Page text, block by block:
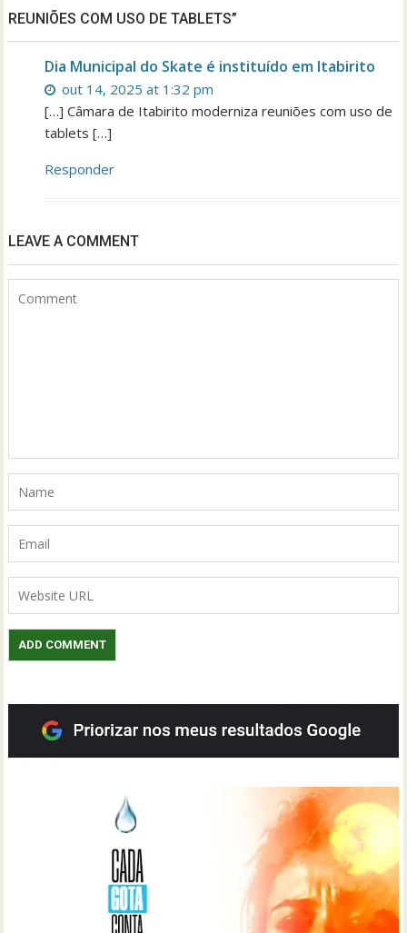
REUNIÕES COM USO DE TABLETS”
Dia Municipal do Skate é instituído em Itabirito
out 14, 2025 at 1:32 pm
[…] Câmara de Itabirito moderniza reuniões com uso de
tablets […]
Responder
LEAVE A COMMENT